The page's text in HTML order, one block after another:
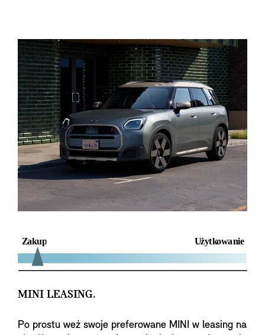
MINI LEASING.
Po prostu weź swoje preferowane MINI w leasing na